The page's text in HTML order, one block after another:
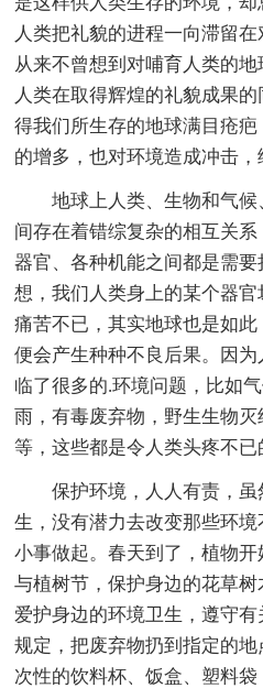
人类把礼貌的进程一向滞留
从来不曾想到对哺育人类的
人类在取得辉煌的礼貌成果
得我们所生存的地球满目疮
的增多，也对环境造成冲击，
地球上人类、生物和气
间存在着错综复杂的相互关
器官、各种机能之间都是需
想，我们人类身上的某个器
痛苦不已，其实地球也是如此
便会产生种种不良后果。因
临了很多的.环境问题，比如
雨，有毒废弃物，野生生物
等，这些都是令人类头疼不已
保护环境，人人有责，
生，没有潜力去改变那些环
小事做起。春天到了，植物
与植树节，保护身边的花草
爱护身边的环境卫生，遵守
规定，把废弃物扔到指定的
次性的饮料杯、饭盒、塑料